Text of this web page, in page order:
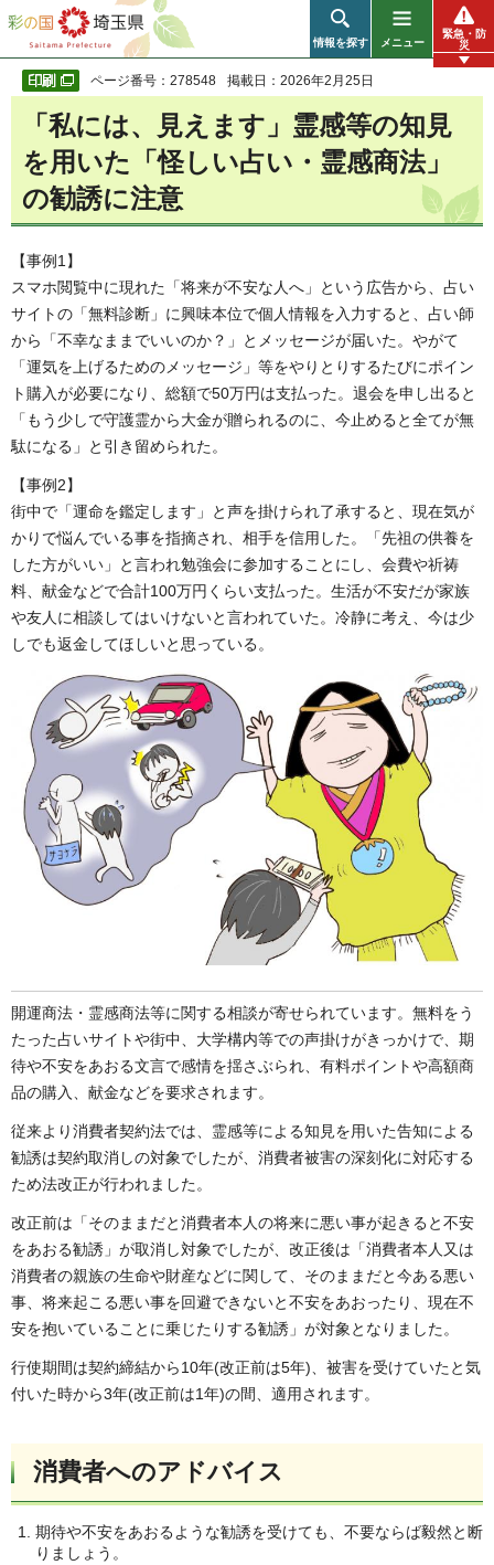
彩の国 埼玉県
情報を探す メニュー
緊急・防
災
ページ番号：278548 掲載日：2026年2月25日
「私には、見えます」霊感等の知見
を用いた「怪しい占い・霊感商法」
の勧誘に注意
【事例1】
スマホ閲覧中に現れた「将来が不安な人へ」という広告から、占い
サイトの「無料診断」に興味本位で個人情報を入力すると、占い師
から「不幸なままでいいのか？」とメッセージが届いた。やがて
「運気を上げるためのメッセージ」等をやりとりするたびにポイン
ト購入が必要になり、総額で50万円は支払った。退会を申し出ると
「もう少しで守護霊から大金が贈られるのに、今止めると全てが無
駄になる」と引き留められた。
【事例2】
街中で「運命を鑑定します」と声を掛けられ了承すると、現在気が
かりで悩んでいる事を指摘され、相手を信用した。「先祖の供養を
した方がいい」と言われ勉強会に参加することにし、会費や祈祷
料、献金などで合計100万円くらい支払った。生活が不安だが家族
や友人に相談してはいけないと言われていた。冷静に考え、今は少
しでも返金してほしいと思っている。
開運商法・霊感商法等に関する相談が寄せられています。無料をう
たった占いサイトや街中、大学構内等での声掛けがきっかけで、期
待や不安をあおる文言で感情を揺さぶられ、有料ポイントや高額商
品の購入、献金などを要求されます。
従来より消費者契約法では、霊感等による知見を用いた告知による
勧誘は契約取消しの対象でしたが、消費者被害の深刻化に対応する
ため法改正が行われました。
改正前は「そのままだと消費者本人の将来に悪い事が起きると不安
をあおる勧誘」が取消し対象でしたが、改正後は「消費者本人又は
消費者の親族の生命や財産などに関して、そのままだと今ある悪い
事、将来起こる悪い事を回避できないと不安をあおったり、現在不
安を抱いていることに乗じたりする勧誘」が対象となりました。
行使期間は契約締結から10年(改正前は5年)、被害を受けていたと気
付いた時から3年(改正前は1年)の間、適用されます。
消費者へのアドバイス
期待や不安をあおるような勧誘を受けても、不要ならば毅然と断
りましょう。